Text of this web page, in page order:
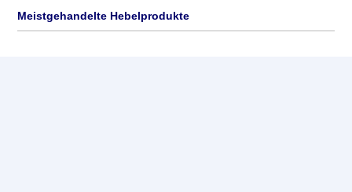
Meistgehandelte Hebelprodukte